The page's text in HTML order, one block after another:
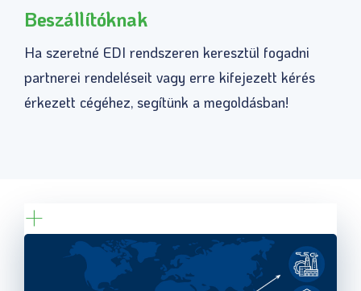
Beszállítóknak
Ha szeretné EDI rendszeren keresztül fogadni
partnerei rendeléseit vagy erre kifejezett kérés
érkezett cégéhez, segítünk a megoldásban!
+